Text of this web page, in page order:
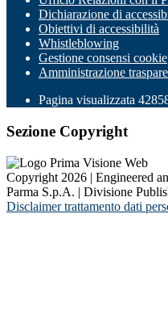
Dichiarazione di
Obiettivi di accessibilità
Whistleblowing
Gestione consensi cookie
Amministrazione
Pagina visualizzata
Sezione Copyright
Copyright 2026 | Engineered
Parma S.p.A. | Divisione
Disclaimer trattamento dati